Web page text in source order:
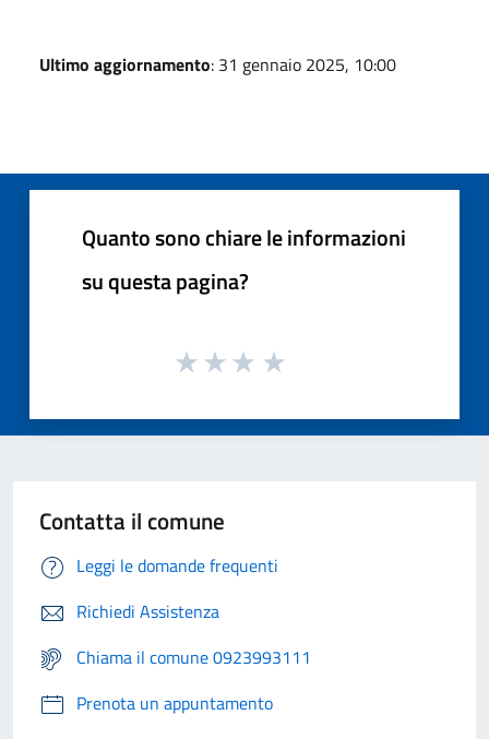
Ultimo aggiornamento: 31 gennaio 2025, 10:00
Quanto sono chiare le informazioni
su questa pagina?
Contatta il comune
Leggi le domande frequenti
Richiedi Assistenza
Chiama il comune 0923993111
Prenota un appuntamento